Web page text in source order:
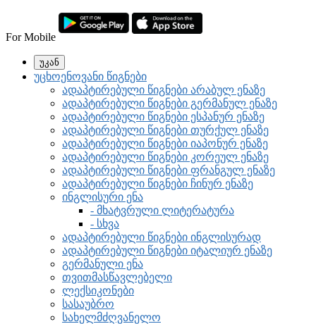
For Mobile
უკან
უცხოენოვანი წიგნები
ადაპტირებული წიგნები არაბულ ენაზე
ადაპტირებული წიგნები გერმანულ ენაზე
ადაპტირებული წიგნები ესპანურ ენაზე
ადაპტირებული წიგნები თურქულ ენაზე
ადაპტირებული წიგნები იაპონურ ენაზე
ადაპტირებული წიგნები კორეულ ენაზე
ადაპტირებული წიგნები ფრანგულ ენაზე
ადაპტირებული წიგნები ჩინურ ენაზე
ინგლისური ენა
- მხატვრული ლიტერატურა
- სხვა
ადაპტირებული წიგნები ინგლისურად
ადაპტირებული წიგნები იტალიურ ენაზე
გერმანული ენა
თვითმასწავლებელი
ლექსიკონები
სასაუბრო
სახელმძღვანელო